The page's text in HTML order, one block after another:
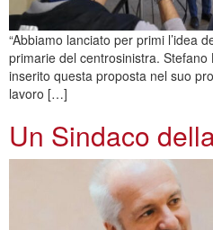
“Abbiamo lanciato per primi l’idea
primarie del centrosinistra.
inserito questa proposta nel suo
lavoro […]
Un Sindaco